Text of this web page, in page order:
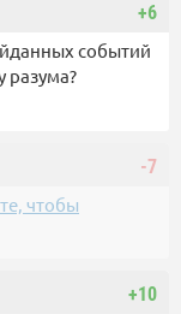
+6
событий
разума?
-7
чтобы
+10